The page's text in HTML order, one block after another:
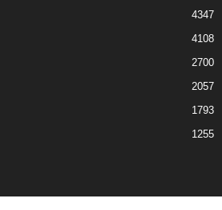
4347
4108
2700
2057
1793
1255